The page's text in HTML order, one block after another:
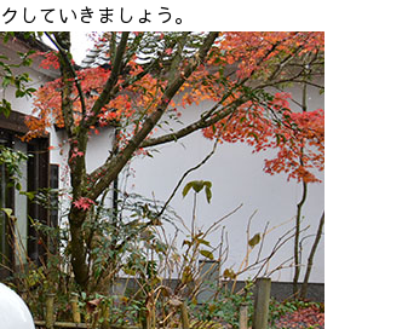
していきましょう。